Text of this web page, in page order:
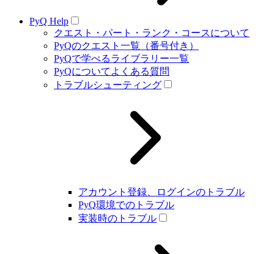
PyQ Help
クエスト・パート・ランク・コースについて
PyQのクエスト一覧（番号付き）
PyQで学べるライブラリー一覧
PyQについてよくある質問
トラブルシューティング
アカウント登録、ログインのトラブル
PyQ環境でのトラブル
実装時のトラブル